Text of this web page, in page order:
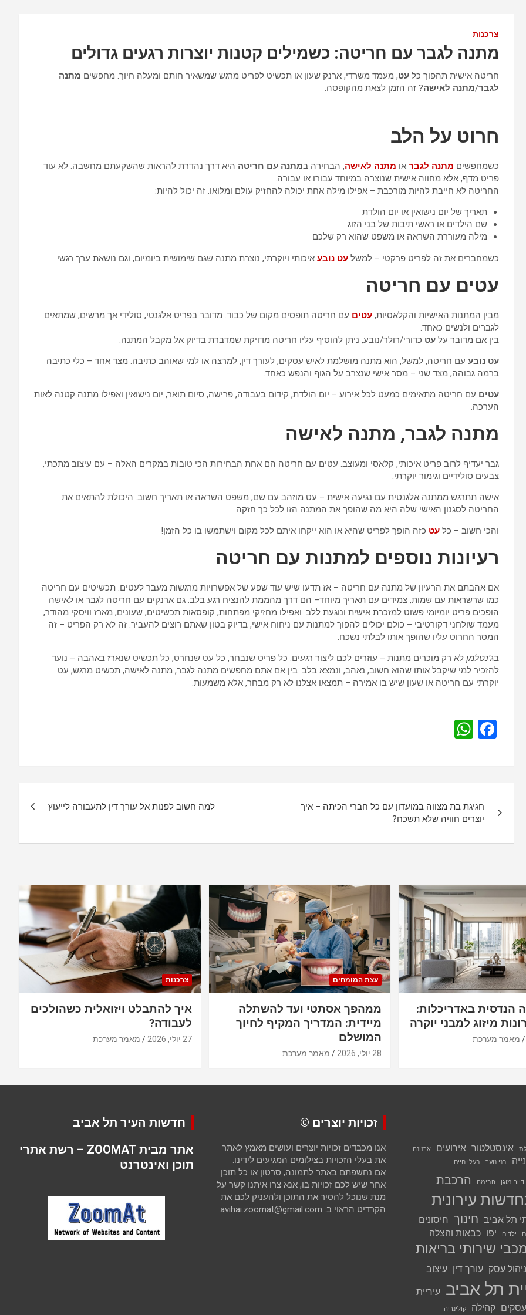
צרכנות
מתנה לגבר עם חריטה: כשמילים קטנות יוצרות רגעים גדולים
חריטה אישית תהפוך כל עט, מעמד משרדי, ארנק שעון או תכשיט לפריט מרגש שמשאיר חותם ומעלה חיוך. מחפשים מתנה
לגבר/מתנה לאישה? זה הזמן לצאת מהקופסה.
חרוט על הלב
כשמחפשים מתנה לגבר או מתנה לאישה, הבחירה במתנה עם חריטה היא דרך נהדרת להראות שהשקעתם מחשבה. לא עוד
פריט מדף, אלא מחווה אישית שנוצרה במיוחד עבורו או עבורה.
החריטה לא חייבת להיות מורכבת – אפילו מילה אחת יכולה להחזיק עולם ומלואו. זה יכול להיות:
תאריך של יום נישואין או יום הולדת
שם הילדים או ראשי תיבות של בני הזוג
מילה מעוררת השראה או משפט שהוא רק שלכם
כשמחברים את זה לפריט פרקטי – למשל עט נובעאיכותי ויוקרתי, נוצרת מתנה שגם שימושית ביומיום, וגם נושאת ערך רגשי.
עטים עם חריטה
מבין המתנות האישיות והקלאסיות, עטים עם חריטה תופסים מקום של כבוד. מדובר בפריט אלגנטי, סולידי אך מרשים, שמתאים
לגברים ולנשים כאחד.
בין אם מדובר על עט כדורי/רולר/נובע, ניתן להוסיף עליו חריטה מדויקת שמדברת בדיוק אל מקבל המתנה.
עט נובעעם חריטה, למשל, הוא מתנה מושלמת לאיש עסקים, לעורך דין, למרצה או למי שאוהב כתיבה. מצד אחד – כלי כתיבה
ברמה גבוהה, מצד שני – מסר אישי שנצרב על הגוף והנפש כאחד.
עטים עם חריטה מתאימים כמעט לכל אירוע – יום הולדת, קידום בעבודה, פרישה, סיום תואר, יום נישואין ואפילו מתנה קטנה לאות
הערכה.
מתנה לגבר, מתנה לאישה
גבר יעדיף לרוב פריט איכותי, קלאסי ומעוצב. עטים עם חריטה הם אחת הבחירות הכי טובות במקרים האלה – עם עיצוב מתכתי,
צבעים סולידיים וגימור יוקרתי.
אישה תתרגש ממתנה אלגנטית עם נגיעה אישית – עט מוזהב עם שם, משפט השראה או תאריך חשוב. היכולת להתאים את
החריטה לסגנון האישי שלה היא מה שהופך את המתנה הזו לכל כך חזקה.
והכי חשוב – כל עט כזה הופך לפריט שהיא או הוא ייקחו איתם לכל מקום וישתמשו בו כל הזמן!
רעיונות נוספים למתנות עם חריטה
אם אהבתם את הרעיון של מתנה עם חריטה – אז תדעו שיש עוד שפע של אפשרויות מרגשות מעבר לעטים. תכשיטים עם חריטה
כמו שרשראות עם שמות, צמידים עם תאריך מיוחד– הם דרך מהממת להנציח רגע בלב. גם ארנקים עם חריטה לגבר או לאישה
הופכים פריט יומיומי פשוט למזכרת אישית ונוגעת ללב. ואפילו מחזיקי מפתחות, קופסאות תכשיטים, שעונים, מארז וויסקי מהודר,
מעמד שולחני דקורטיבי – כולם יכולים להפוך למתנות עם ניחוח אישי, בדיוק בטון שאתם רוצים להעביר. זה לא רק הפריט – זה
המסר החרוט עליו שהופך אותו לבלתי נשכח.
בג’נטלמןלא רק מוכרים מתנות – עוזרים לכם ליצור רגעים. כל פריט שנבחר, כל עט שנחרט, כל תכשיט שנארז באהבה – נועד
להזכיר למי שיקבל אותו שהוא חשוב, נאהב, ונמצא בלב. בין אם אתם מחפשים מתנה לגבר, מתנה לאישה, תכשיט מרגש, עט
יוקרתי עם חריטה או שעון שיש בו אמירה – תמצאו אצלנו לא רק מבחר, אלא משמעות.
F
ce
o
o
k
W
at
A
p
p
ו
ט
חגיגת בת מצווה במועדון עם כל חברי הכיתה – איך
יוצרים חוויה שלא תשכח?
למה חשוב לפנות אל עורך דין לתעבורה לייעוץ
הנדסית באדריכלות:
מיזוג למבני יוקרה
מאמר מערכת
עצת המומחים
ממהפך אסתטי ועד להשתלה
מיידית: המדריך המקיף לחיוך
המושלם
28 יולי, 2026 מאמר מערכת
צרכנות
איך להתבלט ויזואלית כשהולכים
לעבודה?
27 יולי, 2026 מאמר מערכת
אינסטלטור אירועים
ארנונה
בני נוער בעלי חיים
דיור מוגן הבימה
הרכבת
עירונית
תל אביב חינוך חיסונים
ילדים יפו כבאות והצלה
מכבי שירותי בריאות
ניהול עסק עורך דין עיצוב
תל אביב עיריית
עסקים קהילה קולינריה
זכויות יוצרים ©
אנו מכבדים זכויות יוצרים ועושים מאמץ לאתר
את בעלי הזכויות בצילומים המגיעים לידינו.
אם נחשפתם באתר לתמונה, סרטון או כל תוכן
אחר שיש לכם זכויות בו, אנא צרו איתנו קשר על
מנת שנוכל להסיר את התוכן ולהעניק לכם את
הקרדיט הראוי ב: avihai.zoomat@gmail.com
חדשות העיר תל אביב
אתר מבית ZOOMAT – רשת אתרי
תוכן ואינטרנט